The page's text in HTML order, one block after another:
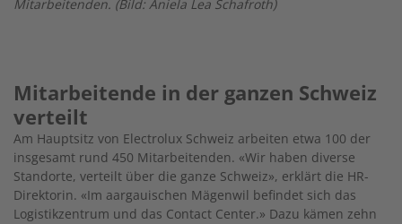
Mitarbeitenden. (Bild: Aniela Lea Schafroth)
Mitarbeitende in der ganzen Schweiz
verteilt
Am Hauptsitz von Electrolux Schweiz arbeiten etwa 100 der
insgesamt rund 450 Mitarbeitenden. «Wir haben diverse
Standorte, verteilt über die ganze Schweiz», erklärt die HR-
Direktorin. «Im aargauischen Mägenwil befindet sich das
Logistikzentrum und das Contact Center.» Dazu kämen zehn